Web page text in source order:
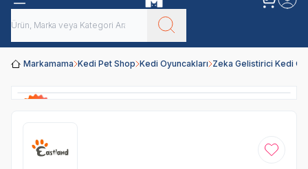
Markamama Kedi Pet Shop Kedi Oyuncakları Zeka Gelistirici Kedi
Favoriye